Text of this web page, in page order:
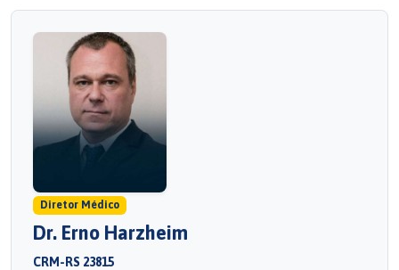
Diretor Médico
Dr. Erno Harzheim
CRM-RS 23815